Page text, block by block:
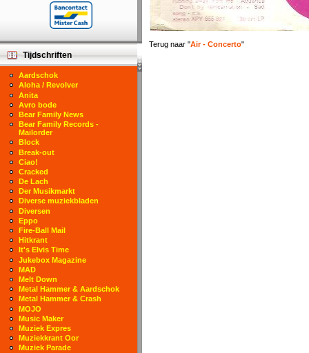
Terug naar "Air - Concerto"
Tijdschriften
Aardschok
Aloha / Revolver
Anita
Avro bode
Bear Family News
Bear Family Records -
Mailorder
Block
Break-out
Ciao!
Cracked
De Lach
Der Musikmarkt
Diverse muziekbladen
Diversen
Eppo
Fire-Ball Mail
Hitkrant
It's Elvis Time
Jukebox Magazine
MAD
Melt Down
Metal Hammer & Aardschok
Metal Hammer & Crash
MOJO
Music Maker
Muziek Expres
Muziekkrant Oor
Muziek Parade